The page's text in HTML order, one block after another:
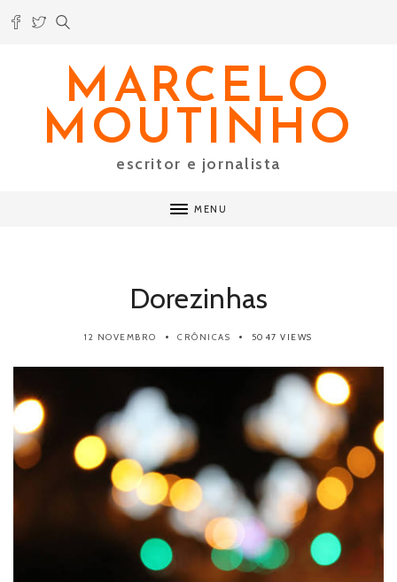
MARCELO
MOUTINHO
escritor e jornalista
MENU
Dorezinhas
12 NOVEMBRO CRÔNICAS 5047 VIEWS